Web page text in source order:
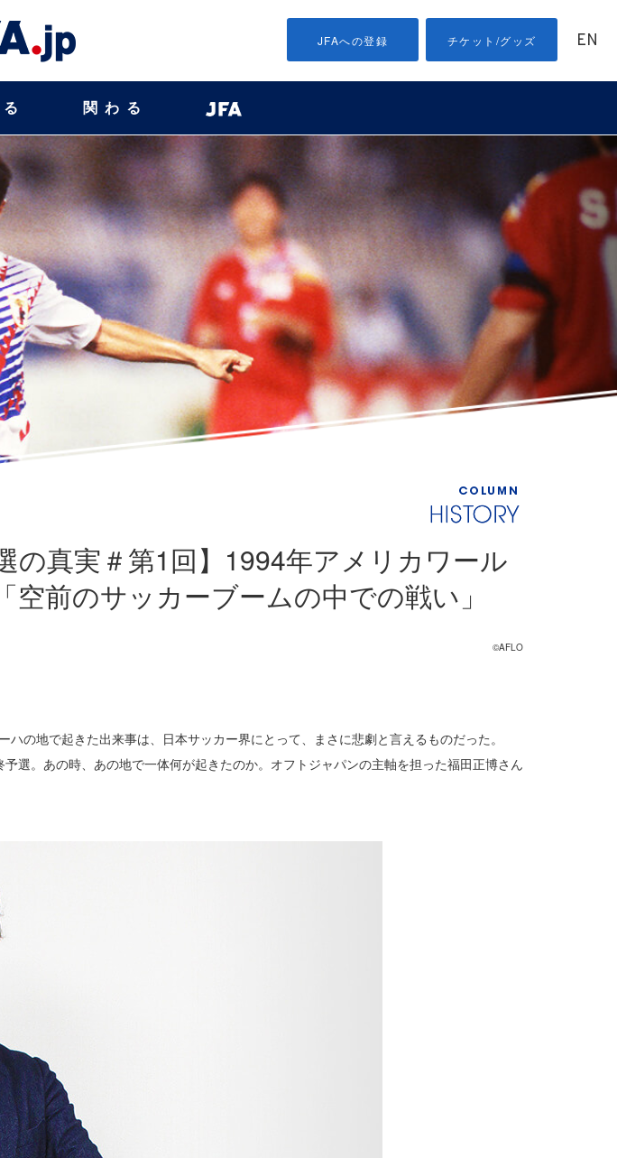
JFAへの登録 チケット/グッズ EN
関わる
の真実＃第1回】1994年アメリカワール
空前のサッカーブームの中での戦い」
©AFLO
地で起きた出来事は、日本サッカー界にとって、まさに悲劇と言えるものだった。
選。あの時、あの地で一体何が起きたのか。オフトジャパンの主軸を担った福田正博さん